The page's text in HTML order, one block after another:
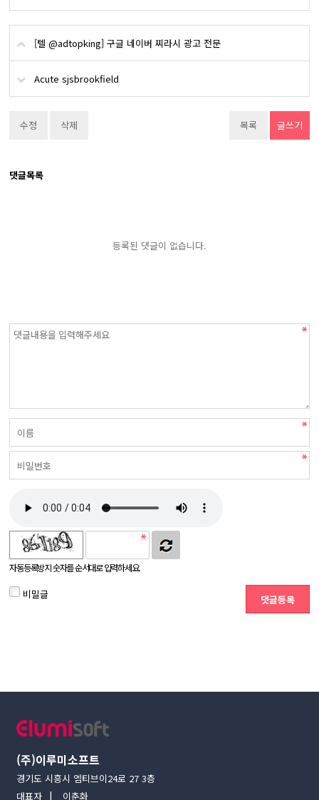
[텔 @adtopking] 구글 네이버 찌라시 광고 전문
Acute sjsbrookfield
수정 삭제 목록 글쓰기
댓글목록
등록된 댓글이 없습니다.
자동등록방지 숫자를 순서대로 입력하세요.
비밀글
(주)이루미소프트
경기도 시흥시 엠티브이24로 27 3층
대표자
이춘화